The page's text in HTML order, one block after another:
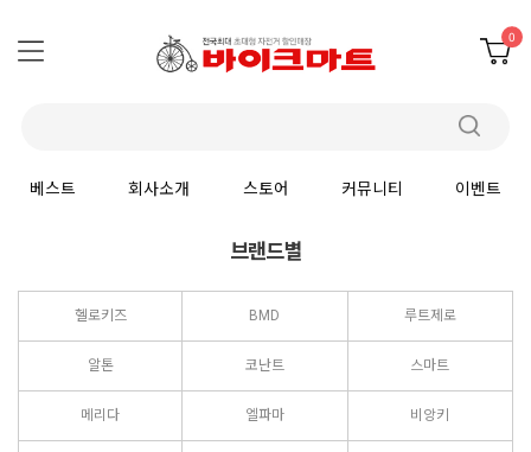
0
베스트 회사소개 스토어 커뮤니티 이벤트
브랜드별
헬로키즈 BMD 루트제로
알톤 코난트 스마트
메리다 엘파마 비앙키